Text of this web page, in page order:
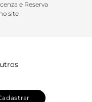
e Reserva
site